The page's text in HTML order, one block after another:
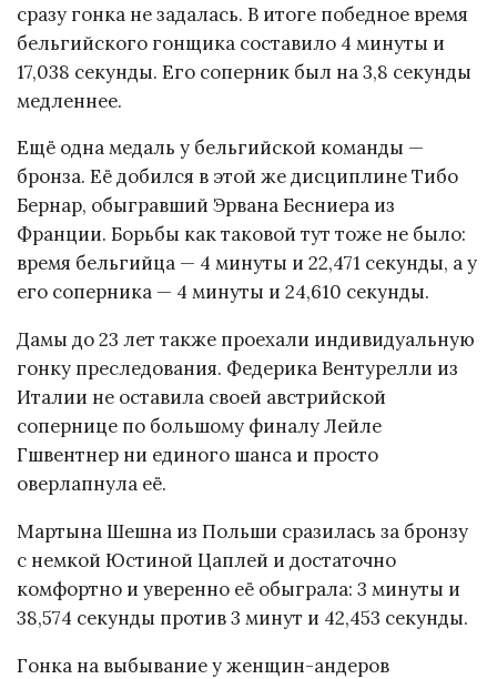
сразу гонка не задалась. В итоге победное время
бельгийского гонщика составило 4 минуты и
17,038 секунды. Его соперник был на 3,8 секунды
медленнее.
Ещё одна медаль у бельгийской команды —
бронза. Её добился в этой же дисциплине Тибо
Бернар, обыгравший Эрвана Бесниера из
Франции. Борьбы как таковой тут тоже не было:
время бельгийца — 4 минуты и 22,471 секунды, а у
его соперника — 4 минуты и 24,610 секунды.
Дамы до 23 лет также проехали индивидуальную
гонку преследования. Федерика Вентурелли из
Италии не оставила своей австрийской
сопернице по большому финалу Лейле
Гшвентнер ни единого шанса и просто
оверлапнула её.
Мартына Шешна из Польши сразилась за бронзу
с немкой Юстиной Цаплей и достаточно
комфортно и уверенно её обыграла: 3 минуты и
38,574 секунды против 3 минут и 42,453 секунды.
Гонка на выбывание у женщин-андеров